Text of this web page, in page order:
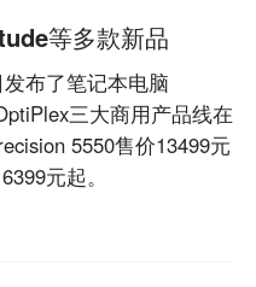
等多款新品
布了笔记本电脑
三大商用产品线在
5550售价13499元
元起。